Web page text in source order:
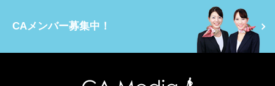
CAメンバー募集中！